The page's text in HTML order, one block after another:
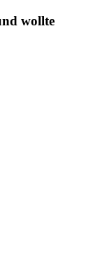
wollte